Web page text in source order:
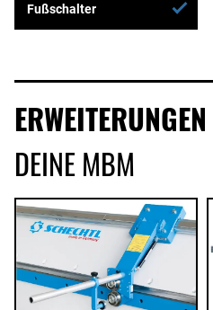
Fußschalter
ERWEITERUNGEN
DEINE MBM